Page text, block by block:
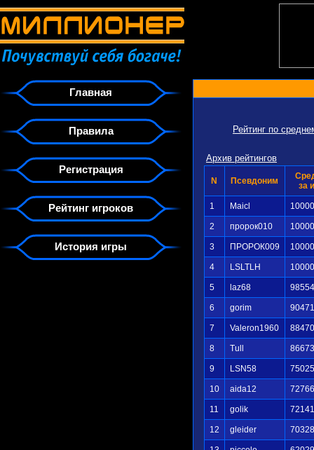
Главная
Правила
Регистрация
Рейтинг игроков
История игры
Рейтинг по
Архив рейтингов
N Псевдоним
за
1 Maicl
2 пророк010
3 ПРОРОК009
4 LSLTLH
5 laz68
6 gorim
7 Valeron1960
8 Tull
9 LSN58
10 aida12
11 golik
12 gleider